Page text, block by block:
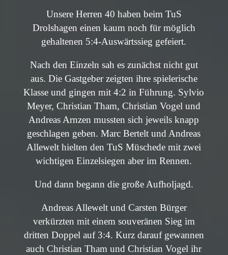
Unsere Herren 40 haben beim TuS
Drolshagen einen kaum noch für möglich
gehaltenen 5:4-Auswärtssieg gefeiert.
Nach den Einzeln sah es zunächst nicht gut
aus. Die Gastgeber zeigten ihre spielerische
Klasse und gingen mit 4:2 in Führung. Sylvio
Meyer, Christian Tham, Christian Vogel und
Andreas Arnzen mussten sich jeweils knapp
geschlagen geben. Marc Bertelt und Andreas
Allewelt hielten den TuS Müschede mit zwei
wichtigen Einzelsiegen aber im Rennen.
Und dann begann die große Aufholjagd.
Andreas Allewelt und Carsten Bürger
verkürzten mit einem souveränen Sieg im
dritten Doppel auf 3:4. Kurz darauf gewannen
auch Christian Tham und Christian Vogel ihr